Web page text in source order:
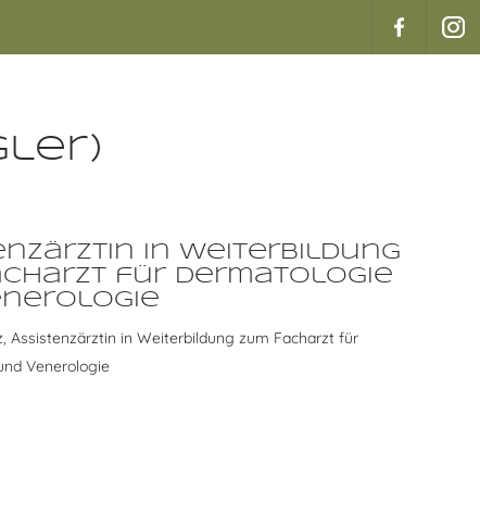
in Weiterbildung
für Dermatologie
Assistenzärztin in Weiterbildung zum Facharzt für
Venerologie